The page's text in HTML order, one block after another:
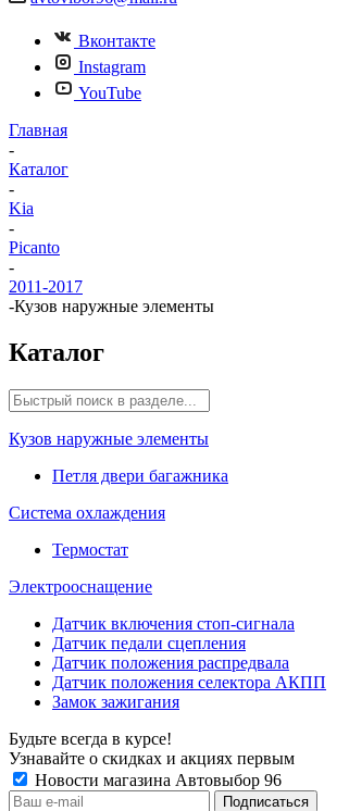
Вконтакте
Instagram
YouTube
Главная
-
Каталог
-
Kia
-
Picanto
-
2011-2017
-Кузов наружные элементы
Каталог
Кузов наружные элементы
Петля двери багажника
Система охлаждения
Термостат
Электрооснащение
Датчик включения стоп-сигнала
Датчик педали сцепления
Датчик положения распредвала
Датчик положения селектора АКПП
Замок зажигания
Будьте всегда в курсе!
Узнавайте о скидках и акциях первым
Новости магазина Автовыбор 96